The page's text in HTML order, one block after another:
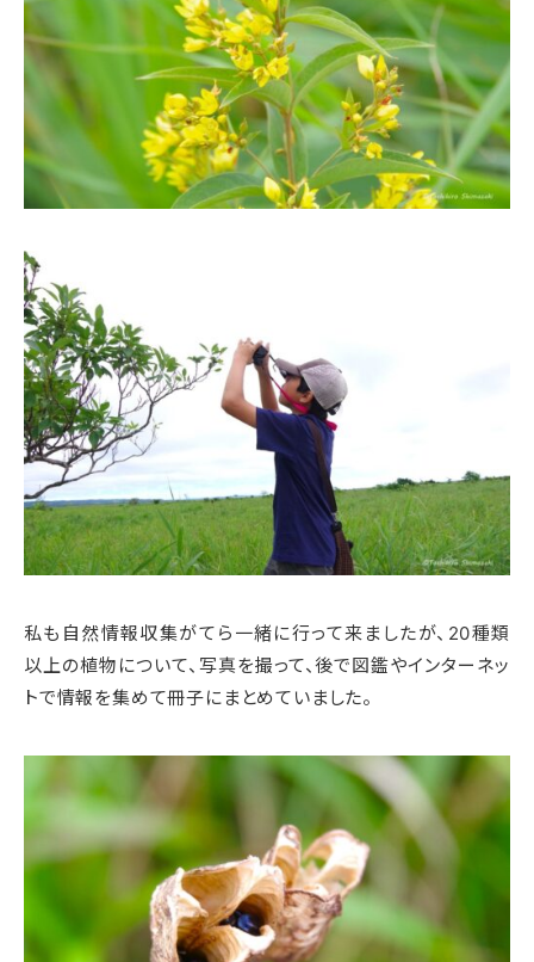
私も自然情報収集がてら一緒に行って来ましたが、20種類
以上の植物について、写真を撮って、後で図鑑やインターネッ
トで情報を集めて冊子にまとめていました。